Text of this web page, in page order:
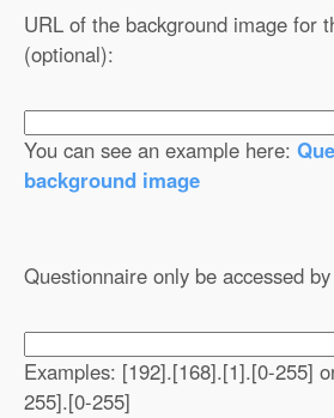
URL of the background image for
(optional):
You can see an example here:
background image
Questionnaire only be accessed
Examples: [192].[168].[1].[0-255]
255].[0-255]